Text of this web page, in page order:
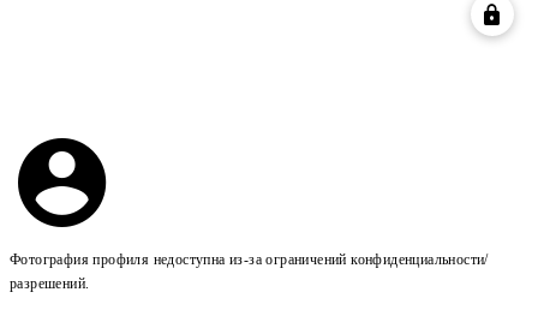
Фотография профиля недоступна из-за ограничений конфиденциальности/
разрешений.